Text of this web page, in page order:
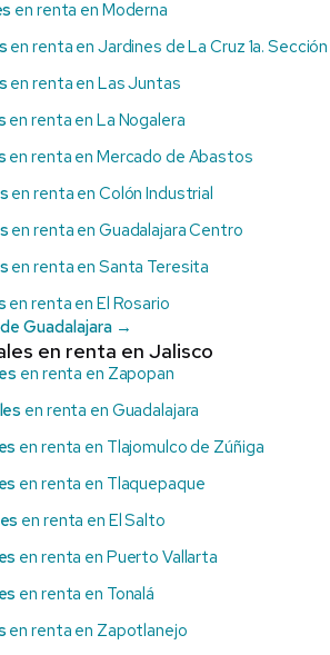
en renta en Moderna
en renta en Jardines de La Cruz 1a. Sección
en renta en Las Juntas
en renta en La Nogalera
en renta en Mercado de Abastos
en renta en Colón Industrial
en renta en Guadalajara Centro
en renta en Santa Teresita
en renta en El Rosario
Guadalajara →
en renta en Jalisco
en renta en Zapopan
en renta en Guadalajara
en renta en Tlajomulco de Zúñiga
en renta en Tlaquepaque
en renta en El Salto
en renta en Puerto Vallarta
en renta en Tonalá
en renta en Zapotlanejo